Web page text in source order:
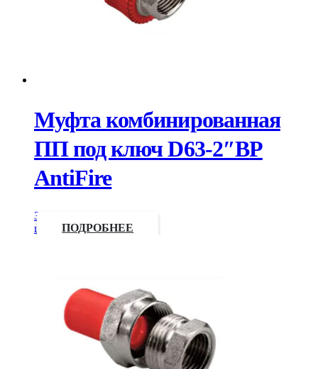
Муфта комбинированная
ПП под ключ D63-2″ВР
AntiFire
Запросить
цену
ПОДРОБНЕЕ